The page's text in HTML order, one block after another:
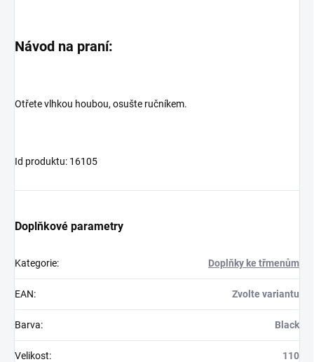
Návod na praní:
Otřete vlhkou houbou, osušte ručníkem.
Id produktu: 16105
Doplňkové parametry
Kategorie: Doplňky ke třmenům
EAN: Zvolte variantu
Barva: Black
Velikost: 110